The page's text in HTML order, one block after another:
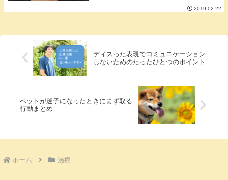
2019.02.22
ディスった表現でコミュニケーション
しないためのたったひとつのポイント
ペットが迷子になったときにまず取る
行動まとめ
ホーム 治療